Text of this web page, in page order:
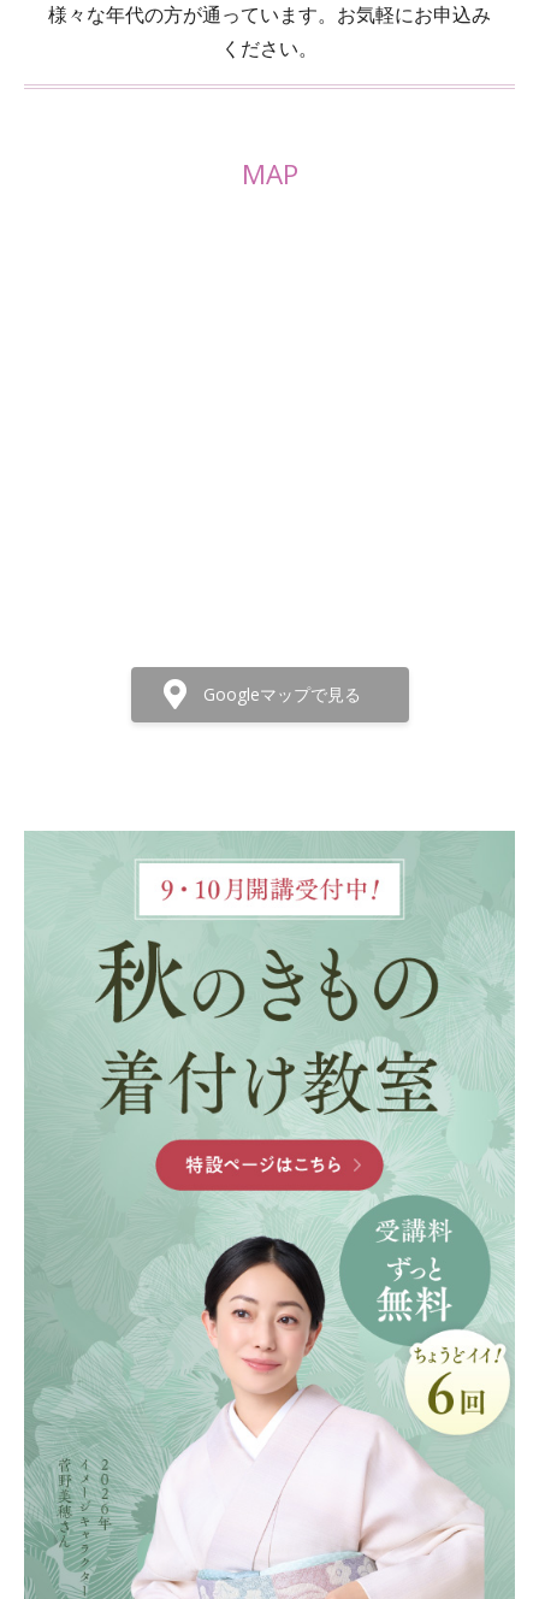
様々な年代の方が通っています。お気軽にお申込み
ください。
MAP
Googleマップで見る